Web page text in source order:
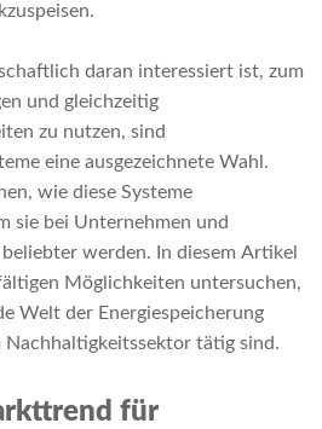
daran interessiert ist, zum
und gleichzeitig
zu nutzen, sind
eine ausgezeichnete Wahl.
wie diese Systeme
sie bei Unternehmen und
werden. In diesem Artikel
Möglichkeiten untersuchen,
Welt der Energiespeicherung
tätig sind.
für